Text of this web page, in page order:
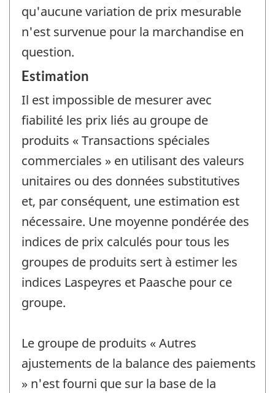
qu'aucune variation de prix mesurable
n'est survenue pour la marchandise en
question.
Estimation
Il est impossible de mesurer avec
fiabilité les prix liés au groupe de
produits « Transactions spéciales
commerciales » en utilisant des valeurs
unitaires ou des données substitutives
et, par conséquent, une estimation est
nécessaire. Une moyenne pondérée des
indices de prix calculés pour tous les
groupes de produits sert à estimer les
indices Laspeyres et Paasche pour ce
groupe.
Le groupe de produits « Autres
ajustements de la balance des paiements
» n'est fourni que sur la base de la